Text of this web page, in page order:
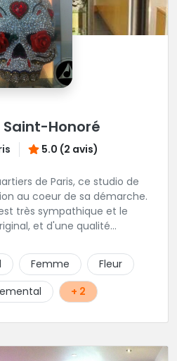
Honoré
5.0 (2 avis)
de Paris, ce studio de
au coeur de sa démarche.
très sympathique et le
et d'une qualité
adresse de premier choix!
Femme
Fleur
+ 2